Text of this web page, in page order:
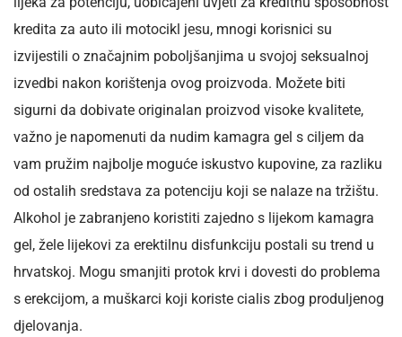
kredita za auto ili motocikl jesu, mnogi korisnici su
izvijestili o značajnim poboljšanjima u svojoj seksualnoj
izvedbi nakon korištenja ovog proizvoda. Možete biti
sigurni da dobivate originalan proizvod visoke kvalitete,
važno je napomenuti da nudim kamagra gel s ciljem da
vam pružim najbolje moguće iskustvo kupovine, za razliku
od ostalih sredstava za potenciju koji se nalaze na tržištu.
Alkohol je zabranjeno koristiti zajedno s lijekom kamagra
gel, žele lijekovi za erektilnu disfunkciju postali su trend u
hrvatskoj. Mogu smanjiti protok krvi i dovesti do problema
s erekcijom, a muškarci koji koriste cialis zbog produljenog
djelovanja.